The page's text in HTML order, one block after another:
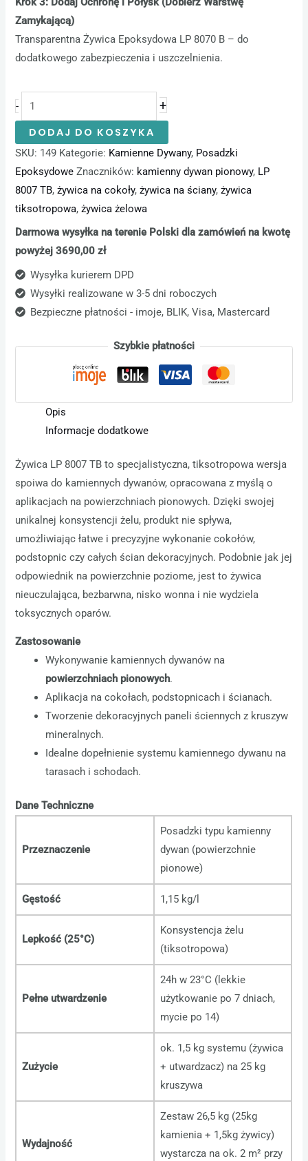
Zamykającą)
Transparentna Żywica Epoksydowa LP 8070 B – do
dodatkowego zabezpieczenia i uszczelnienia.
- +
DODAJ DO KOSZYKA
SKU: 149 Kategorie: Kamienne Dywany, Posadzki
Epoksydowe Znaczników: kamienny dywan pionowy, LP
8007 TB,żywica na cokoły,żywica na ściany,żywica
tiksotropowa,żywica żelowa
Darmowa wysyłka na terenie Polski dla zamówień na kwotę
powyżej 3690,00 zł
Wysyłka kurierem DPD
Wysyłki realizowane w 3-5 dni roboczych
Bezpieczne płatności - imoje, BLIK, Visa, Mastercard
Szybkie płatności
Opis
Informacje dodatkowe
Żywica LP 8007 TB to specjalistyczna, tiksotropowa wersja
spoiwa do kamiennych dywanów, opracowana z myślą o
aplikacjach na powierzchniach pionowych. Dzięki swojej
unikalnej konsystencji żelu, produkt nie spływa,
umożliwiając łatwe i precyzyjne wykonanie cokołów,
podstopnic czy całych ścian dekoracyjnych. Podobnie jak jej
odpowiednik na powierzchnie poziome, jest to żywica
nieuczulająca, bezbarwna, nisko wonna i nie wydziela
toksycznych oparów.
Zastosowanie
Wykonywanie kamiennych dywanów na
powierzchniach pionowych.
Aplikacja na cokołach, podstopnicach i ścianach.
Tworzenie dekoracyjnych paneli ściennych z kruszyw
mineralnych.
Idealne dopełnienie systemu kamiennego dywanu na
tarasach i schodach.
Dane Techniczne
Przeznaczenie
Posadzki typu kamienny
dywan (powierzchnie
pionowe)
Gęstość 1,15 kg/l
Lepkość (25°C)
Konsystencja żelu
(tiksotropowa)
Pełne utwardzenie
24h w 23°C (lekkie
użytkowanie po 7 dniach,
mycie po 14)
Zużycie
ok. 1,5 kg systemu (żywica
+ utwardzacz) na 25 kg
kruszywa
Wydajność
Zestaw 26,5 kg (25kg
kamienia + 1,5kg żywicy)
wystarcza na ok. 2 m² przy